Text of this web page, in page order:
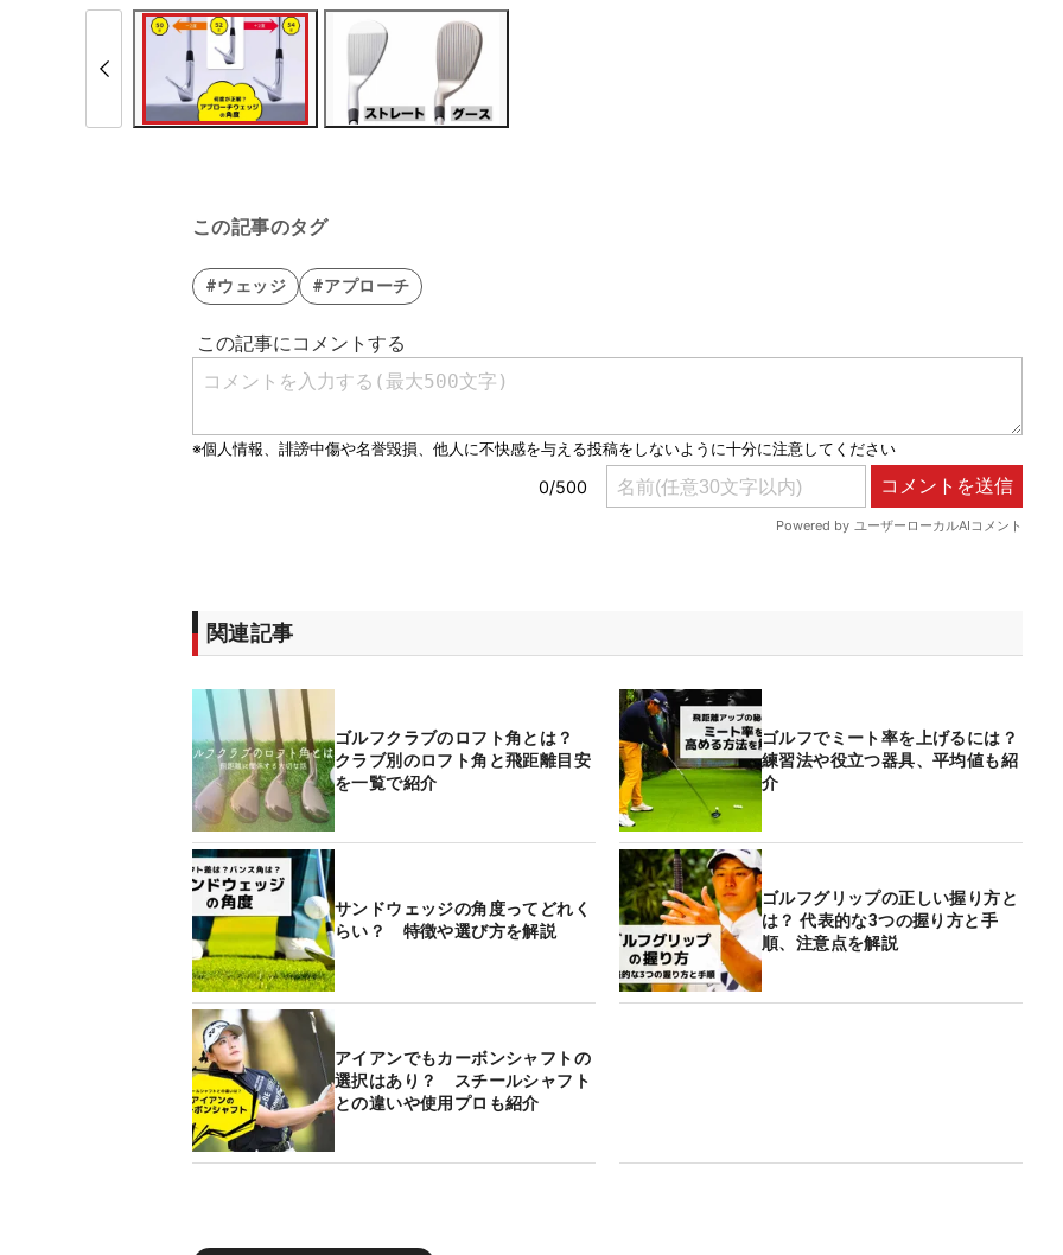
この記事のタグ
#ウェッジ #アプローチ
関連記事
ゴルフクラブのロフト角とは？
クラブ別のロフト角と飛距離目安
を一覧で紹介
ゴルフでミート率を上げるには？
練習法や役立つ器具、平均値も紹
介
サンドウェッジの角度ってどれく
らい？ 特徴や選び方を解説
ゴルフグリップの正しい握り方と
は？ 代表的な3つの握り方と手
順、注意点を解説
アイアンでもカーボンシャフトの
選択はあり？ スチールシャフト
との違いや使用プロも紹介